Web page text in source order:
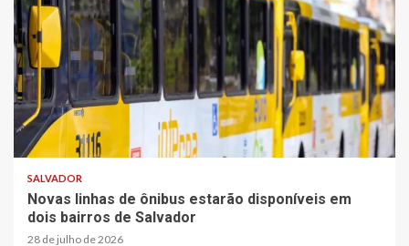
SALVADOR
Novas linhas de ônibus estarão disponíveis em
dois bairros de Salvador
28 de julho de 2026